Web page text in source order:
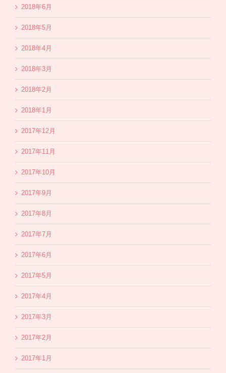
2018年6月
2018年5月
2018年4月
2018年3月
2018年2月
2018年1月
2017年12月
2017年11月
2017年10月
2017年9月
2017年8月
2017年7月
2017年6月
2017年5月
2017年4月
2017年3月
2017年2月
2017年1月